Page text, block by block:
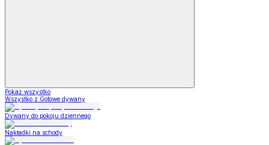
Pokaż wszystko
Wszystko z Gotowe dywany
Dywany do pokoju dziennego
Nakładki na schody